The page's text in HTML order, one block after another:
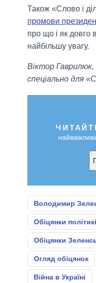
Також «Слово і
промови
про що і як довго
найбільшу увагу.
Віктор
спеціально для
Володимир
Обіцянки
Обіцянки
Огляд обіцянок
Війна в Україні